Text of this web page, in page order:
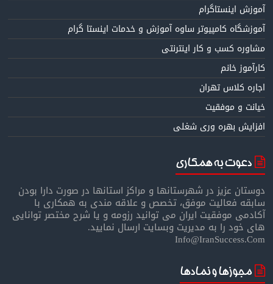
آموزش اینستاگرام
آموزشگاه کامپیوتر ساوه آموزش و خدمات اینستا گرام
مشاوره کسب و کار اینترنتی
کارآموز خانم
اجاره کلاس تهران
خیانت و موفقیت
افزایش بهره وری شغلی
دعوت به همکاری
دوستان عزیز در شهرستانها و مراکز استانها در صورت دارا بودن
سابقه فعالیت موفق، تخصص و علاقه مندی به همکاری با
آکادمی موفقیت ایران می توانید رزومه و یا شرح مختصر توانایی
های خود را به مدیریت وبسایت ارسال نمایید.
Info@IranSuccess.Com
مجوزها و نمادها